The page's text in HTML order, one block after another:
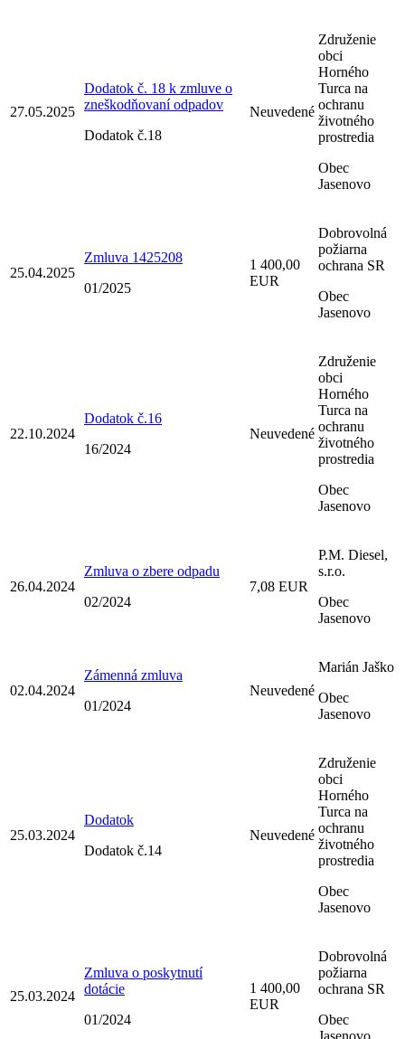
27.05.2025
Dodatok č. 18 k zmluve o
zneškodňovaní odpadov
Dodatok č.18
Neuvedené
Združenie
obci
Horného
Turca na
ochranu
životného
prostredia
Obec
Jasenovo
25.04.2025
Zmluva 1425208
01/2025
1 400,00
EUR
Dobrovolná
požiarna
ochrana SR
Obec
Jasenovo
22.10.2024
Dodatok č.16
16/2024
Neuvedené
Združenie
obci
Horného
Turca na
ochranu
životného
prostredia
Obec
Jasenovo
26.04.2024
Zmluva o zbere odpadu
02/2024
7,08 EUR
P.M. Diesel,
s.r.o.
Obec
Jasenovo
02.04.2024
Zámenná zmluva
01/2024
Neuvedené
Marián Jaško
Obec
Jasenovo
25.03.2024
Dodatok
Dodatok č.14
Neuvedené
Združenie
obci
Horného
Turca na
ochranu
životného
prostredia
Obec
Jasenovo
25.03.2024
Zmluva o poskytnutí
dotácie
01/2024
1 400,00
EUR
Dobrovolná
požiarna
ochrana SR
Obec
Jasenovo